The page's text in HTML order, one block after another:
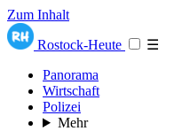
Zum Inhalt
Rostock-Heute
☰
Panorama
Wirtschaft
Polizei
Mehr